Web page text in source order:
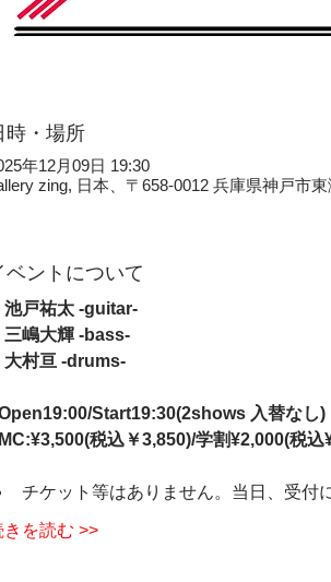
時・場所
年12月09日 19:30
zing, 日本、〒658-0012 兵庫県神戸市
ベントについて
池戸祐太 -guitar-
三嶋大輝 -bass-
大村亘 -drums-
Start19:30(2shows 入替なし)
税込￥3,850)/学割¥2,000(税込
チケット等はありません。当日、受付
きを読む >>